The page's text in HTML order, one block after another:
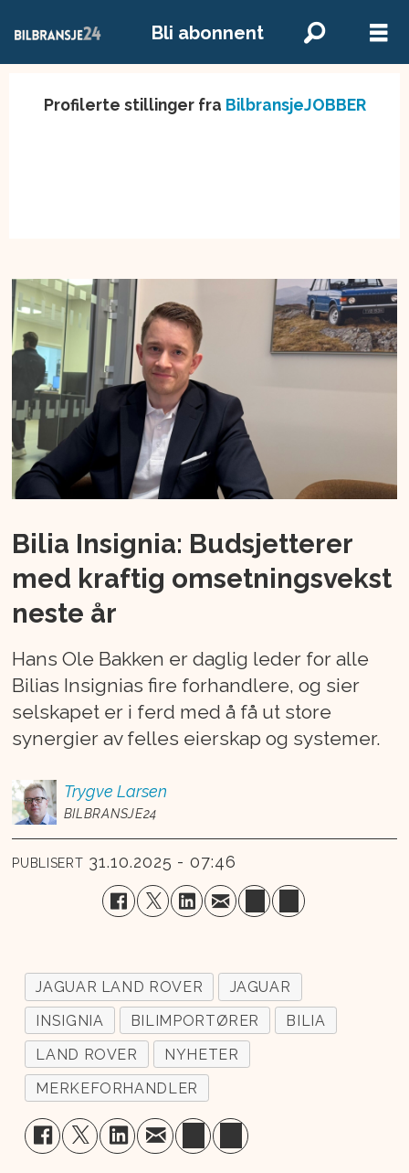
Bli abonnent
Profilerte stillinger fra BilbransjeJOBBER
Bilia Insignia: Budsjetterer
med kraftig omsetningsvekst
neste år
Hans Ole Bakken er daglig leder for alle
Bilias Insignias fire forhandlere, og sier
selskapet er i ferd med å få ut store
synergier av felles eierskap og systemer.
Trygve Larsen
BILBRANSJE24
PUBLISERT 31.10.2025 - 07:46
JAGUAR LAND ROVER
JAGUAR
INSIGNIA
BILIMPORTØRER
BILIA
LAND ROVER
NYHETER
MERKEFORHANDLER